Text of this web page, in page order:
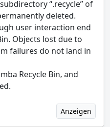
“.recycle” of
deleted.
user interaction end
Objects lost due to
failures do not land in
Recycle Bin, and
Anzeigen